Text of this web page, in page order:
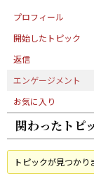
プロフィール
開始したトピック
返信
エンゲージメント
お気に入り
関わったトピ
トピックが見つかり